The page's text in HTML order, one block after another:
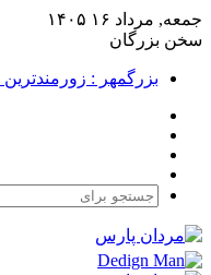
جمعه, مرداد ۱۶ ۱۴۰۵
سخن بزرگان
بزرگمهر :